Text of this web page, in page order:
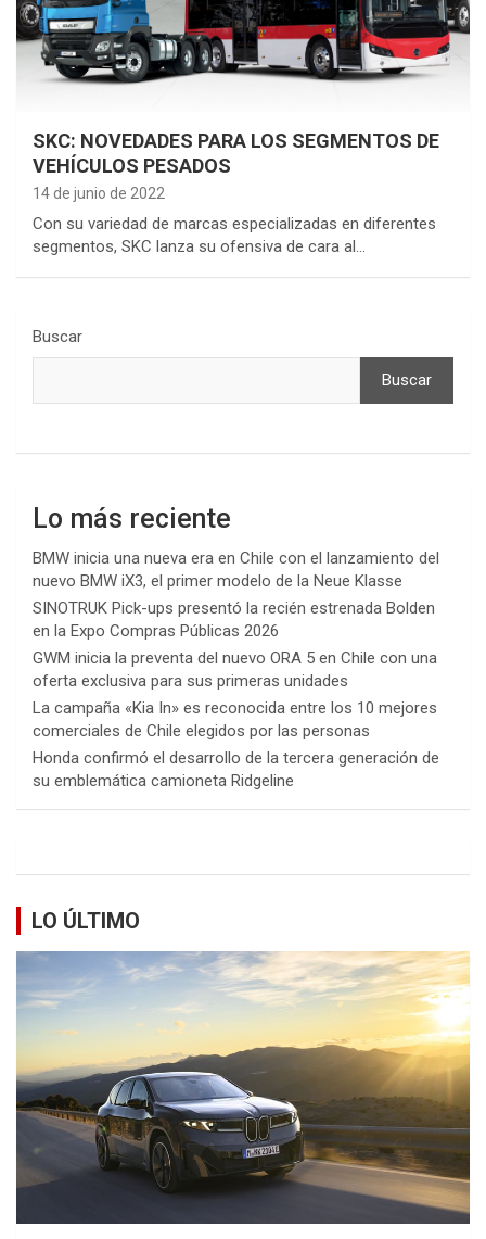
SKC: NOVEDADES PARA LOS SEGMENTOS DE
VEHÍCULOS PESADOS
14 de junio de 2022
Con su variedad de marcas especializadas en diferentes
segmentos, SKC lanza su ofensiva de cara al…
Buscar
Buscar
Lo más reciente
BMW inicia una nueva era en Chile con el lanzamiento del
nuevo BMW iX3, el primer modelo de la Neue Klasse
SINOTRUK Pick-ups presentó la recién estrenada Bolden
en la Expo Compras Públicas 2026
GWM inicia la preventa del nuevo ORA 5 en Chile con una
oferta exclusiva para sus primeras unidades
La campaña «Kia In» es reconocida entre los 10 mejores
comerciales de Chile elegidos por las personas
Honda confirmó el desarrollo de la tercera generación de
su emblemática camioneta Ridgeline
LO ÚLTIMO